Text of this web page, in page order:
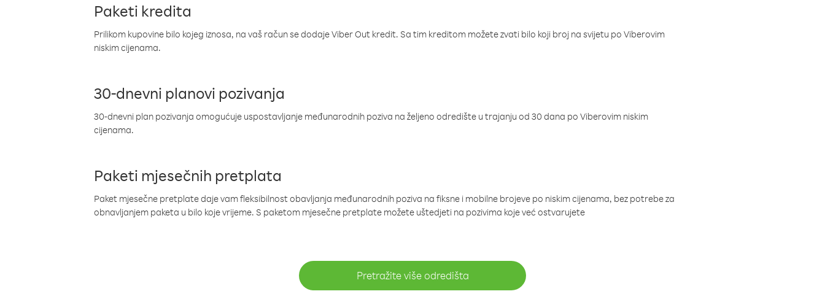
Paketi kredita
Prilikom kupovine bilo kojeg iznosa, na vaš račun se dodaje Viber Out kredit. Sa tim kreditom možete zvati bilo koji broj na svijetu po Viberovim
niskim cijenama.
30-dnevni planovi pozivanja
30-dnevni plan pozivanja omogućuje uspostavljanje međunarodnih poziva na željeno odredište u trajanju od 30 dana po Viberovim niskim
cijenama.
Paketi mjesečnih pretplata
Paket mjesečne pretplate daje vam fleksibilnost obavljanja međunarodnih poziva na fiksne i mobilne brojeve po niskim cijenama, bez potrebe za
obnavljanjem paketa u bilo koje vrijeme. S paketom mjesečne pretplate možete uštedjeti na pozivima koje već ostvarujete
Pretražite više odredišta